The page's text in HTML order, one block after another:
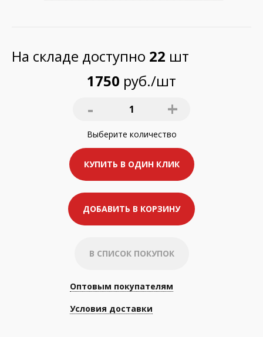
На складе доступно 22 шт
1750 руб./шт
- 1 +
Выберите количество
КУПИТЬ В ОДИН КЛИК
ДОБАВИТЬ В КОРЗИНУ
В СПИСОК ПОКУПОК
Оптовым покупателям
Условия доставки